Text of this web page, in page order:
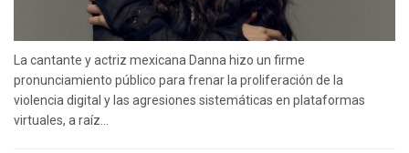
La cantante y actriz mexicana Danna hizo un firme
pronunciamiento público para frenar la proliferación de la
violencia digital y las agresiones sistemáticas en plataformas
virtuales, a raíz...